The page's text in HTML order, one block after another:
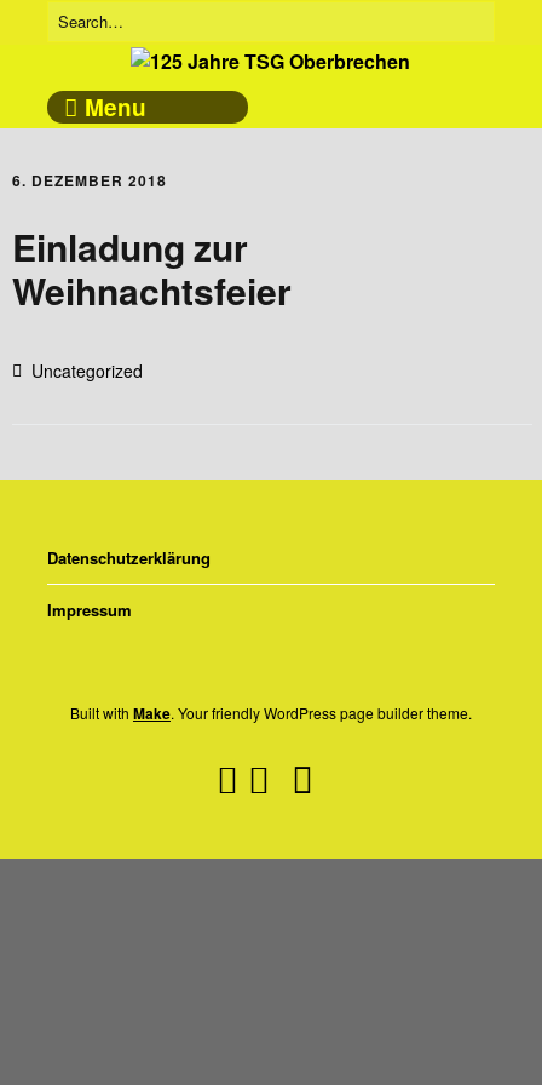
Menu
6. DEZEMBER 2018
Einladung zur
Weihnachtsfeier
Uncategorized
Datenschutzerklärung
Impressum
Built with Make. Your friendly WordPress page builder theme.